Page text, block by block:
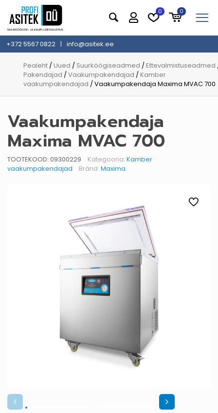
0 0
+372 5567 0822 | info@asitek.ee
Pealeht /Uued / Suurköögiseadmed /Ettevalmistuseadmed
Pakendajad /Vaakumpakendajad /Kamber
vaakumpakendajad / Vaakumpakendaja Maxima MVAC 700
Vaakumpakendaja
Maxima MVAC 700
TOOTEKOOD: 09300229 Kategooria: Kamber
vaakumpakendajad
Bränd: Maxima